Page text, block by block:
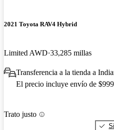
2021 Toyota RAV4 Hybrid
Limited AWD 33,285 millas
Transferencia a la tienda a
El precio incluye envío de $999
Trato justo